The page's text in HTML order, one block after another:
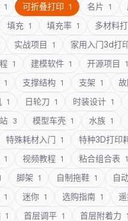
1 可折叠打印 1 名片 1
填充 1 填充率 1 多材料
实战项目 1 家用入门3d打
1 建模软件 1 开源项目 1
1 支撑结构 1 支架 1
1 日轮刀 1 时装设计 1
3 模型车壳 1 水族 1
特殊耗材入门 1 特种3D打印
1 视频教程 1 粘合组合表 1
脚架 1 自制拖鞋 1 自
1 迷你 1 选购指南 1
1 首层调平 1 首层附着力 1